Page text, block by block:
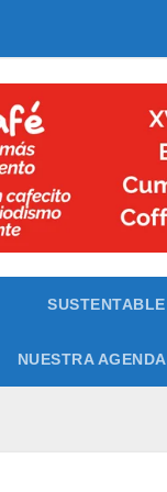
SUSTENTABLE
NUESTRA AGENDA